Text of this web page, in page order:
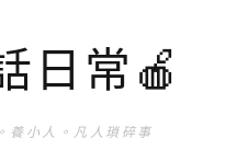
日常🍎
養小人。凡人瑣碎事